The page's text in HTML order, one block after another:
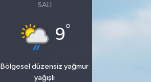
SALI
9°
Bölgesel düzensiz yağmur
yağışlı